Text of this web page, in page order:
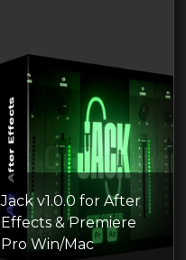
Jack v1.0.0 for After
Effects & Premiere
Pro Win/Mac